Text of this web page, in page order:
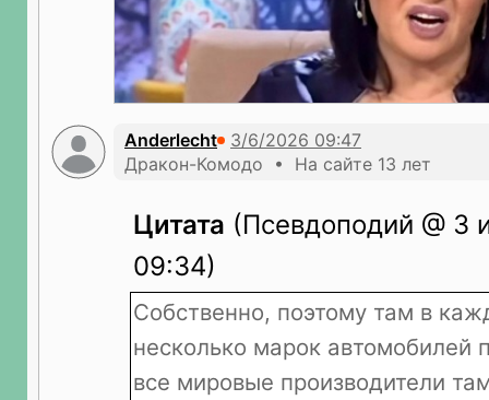
Anderlecht
Дракон-Комодо • На сайте 13 лет
Цитата (Псевдоподий @ 3
09:34)
Собственно, поэтому там в
несколько марок автомобилей
все мировые производители